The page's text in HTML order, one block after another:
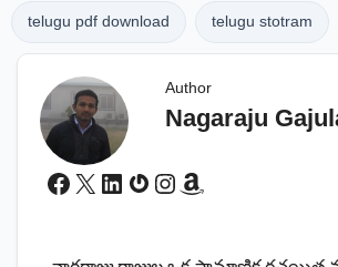
telugu pdf download telugu stotram
Author
Nagaraju
Facebook
X LinkedIn
Gravatar
Instagram
Amazon